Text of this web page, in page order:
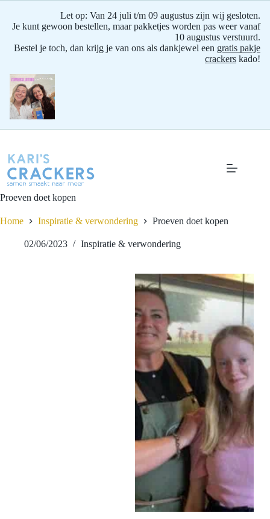
Let op: Van 24 juli t/m 09 augustus zijn wij gesloten.
Je kunt gewoon bestellen, maar pakketjes worden pas weer vanaf
10 augustus verstuurd.
Bestel je toch, dan krijg je van ons als dankjewel een gratis pakje
crackers kado!
naar
de
inhoud
Proeven doet kopen
Home Inspiratie & verwondering Proeven doet kopen
02/06/2023 Inspiratie & verwondering